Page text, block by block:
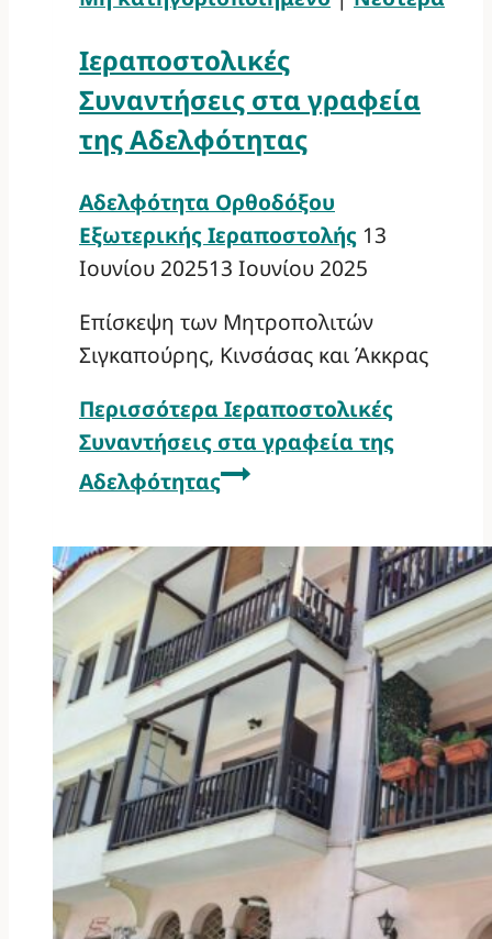
Ιεραποστολικές
Συναντήσεις στα γραφεία
της Αδελφότητας
Αδελφότητα Ορθοδόξου
Εξωτερικής Ιεραποστολής 13
Ιουνίου 202513 Ιουνίου 2025
Επίσκεψη των Μητροπολιτών
Σιγκαπούρης, Κινσάσας και Άκκρας
Περισσότερα Ιεραποστολικές
Συναντήσεις στα γραφεία της
Αδελφότητας